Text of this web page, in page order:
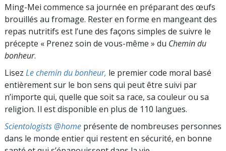
Ming-Mei commence sa journée en préparant des œufs
brouillés au fromage. Rester en forme en mangeant des
repas nutritifs est l’une des façons simples de suivre le
précepte « Prenez soin de vous-même » du Chemin du
bonheur.
Lisez Le chemin du bonheur, le premier code moral basé
entièrement sur le bon sens qui peut être suivi par
n’importe qui, quelle que soit sa race, sa couleur ou sa
religion. Il est disponible en plus de 110 langues.
Scientologists @home présente de nombreuses personnes
dans le monde entier qui restent en sécurité, en bonne